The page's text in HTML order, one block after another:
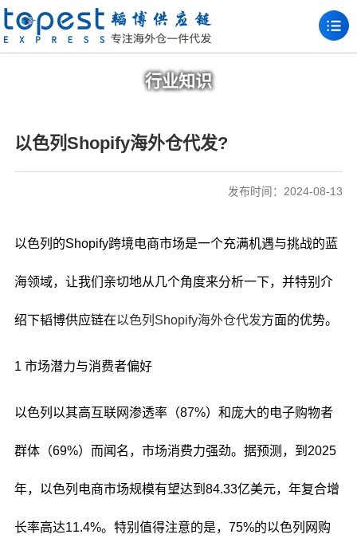
行业知识
以色列Shopify海外仓代发?
发布时间：2024-08-13
以色列的Shopify跨境电商市场是一个充满机遇与挑战的蓝
海领域，让我们亲切地从几个角度来分析一下，并特别介
绍下韬博供应链在以色列Shopify海外仓代发方面的优势。
1 市场潜力与消费者偏好
以色列以其高互联网渗透率（87%）和庞大的电子购物者
群体（69%）而闻名，市场消费力强劲。据预测，到2025
年，以色列电商市场规模有望达到84.33亿美元，年复合增
长率高达11.4%。特别值得注意的是，75%的以色列网购